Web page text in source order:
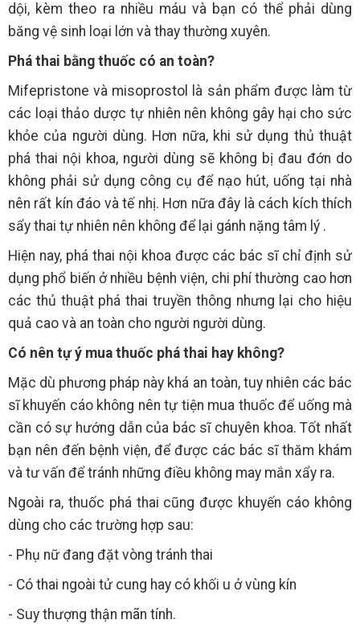
dội, kèm theo ra nhiều máu và bạn có thể phải dùng
băng vệ sinh loại lớn và thay thường xuyên.
Phá thai bằng thuốc có an toàn?
Mifepristone và misoprostol là sản phẩm được làm từ
các loại thảo dược tự nhiên nên không gây hại cho sức
khỏe của người dùng. Hơn nữa, khi sử dụng thủ thuật
phá thai nội khoa, người dùng sẽ không bị đau đớn do
không phải sử dụng công cụ để nạo hút, uống tại nhà
nên rất kín đáo và tế nhị. Hơn nữa đây là cách kích thích
sẩy thai tự nhiên nên không để lại gánh nặng tâm lý .
Hiện nay, phá thai nội khoa được các bác sĩ chỉ định sử
dụng phổ biến ở nhiều bệnh viện, chi phí thường cao hơn
các thủ thuật phá thai truyền thông nhưng lại cho hiệu
quả cao và an toàn cho người người dùng.
Có nên tự ý mua thuốc phá thai hay không?
Mặc dù phương pháp này khá an toàn, tuy nhiên các bác
sĩ khuyến cáo không nên tự tiện mua thuốc để uống mà
cần có sự hướng dẫn của bác sĩ chuyên khoa. Tốt nhất
bạn nên đến bệnh viện, để được các bác sĩ thăm khám
và tư vấn để tránh những điều không may mắn xẩy ra.
Ngoài ra, thuốc phá thai cũng được khuyến cáo không
dùng cho các trường hợp sau:
- Phụ nữ đang đặt vòng tránh thai
- Có thai ngoài tử cung hay có khối u ở vùng kín
- Suy thượng thận mãn tính.